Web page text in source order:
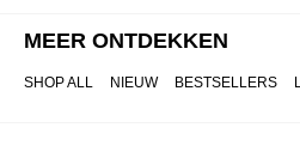
MEER ONTDEKKEN
SHOP ALL NIEUW BESTSELLERS